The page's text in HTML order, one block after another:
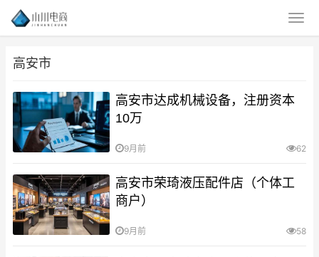
高安市
高安市达成机械设备，注册资本
10万
9月前 62
高安市荣琦液压配件店（个体工
商户）
9月前 58